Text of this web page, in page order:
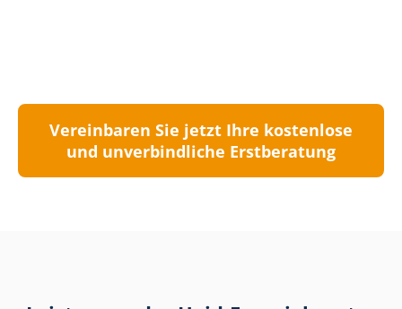
Vereinbaren Sie jetzt Ihre kostenlose
und unverbindliche Erstberatung